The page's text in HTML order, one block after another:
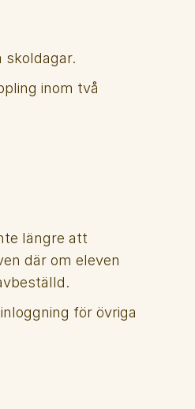
skoldagar.
inom två
längre att
där om eleven
för övriga